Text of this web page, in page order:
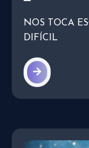
NOS TOCA
DIFÍCIL